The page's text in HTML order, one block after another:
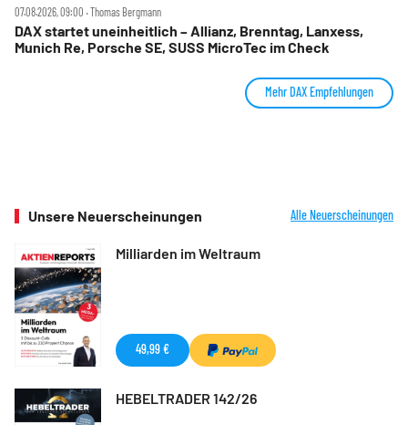
07.08.2026, 09:00 ‧ Thomas Bergmann
DAX startet uneinheitlich – Allianz, Brenntag, Lanxess,
Munich Re, Porsche SE, SUSS MicroTec im Check
Mehr DAX Empfehlungen
Unsere Neuerscheinungen Alle Neuerscheinungen
Milliarden im Weltraum
49,99 €
HEBELTRADER 142/26